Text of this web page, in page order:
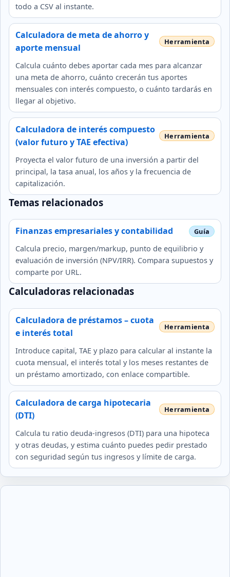
todo a CSV al instante.
Calculadora de meta de ahorro y
aporte mensual
Calcula cuánto debes aportar cada mes para alcanzar
una meta de ahorro, cuánto crecerán tus aportes
mensuales con interés compuesto, o cuánto tardarás en
llegar al objetivo.
Calculadora de interés compuesto
(valor futuro y TAE efectiva)
Proyecta el valor futuro de una inversión a partir del
principal, la tasa anual, los años y la frecuencia de
capitalización.
Temas relacionados
Finanzas empresariales y contabilidad
Calcula precio, margen/markup, punto de equilibrio y
evaluación de inversión (NPV/IRR). Compara supuestos y
comparte por URL.
Calculadoras relacionadas
Calculadora de préstamos – cuota
e interés total
Introduce capital, TAE y plazo para calcular al instante la
cuota mensual, el interés total y los meses restantes de
un préstamo amortizado, con enlace compartible.
Calculadora de carga hipotecaria
(DTI)
Calcula tu ratio deuda-ingresos (DTI) para una hipoteca
y otras deudas, y estima cuánto puedes pedir prestado
con seguridad según tus ingresos y límite de carga.